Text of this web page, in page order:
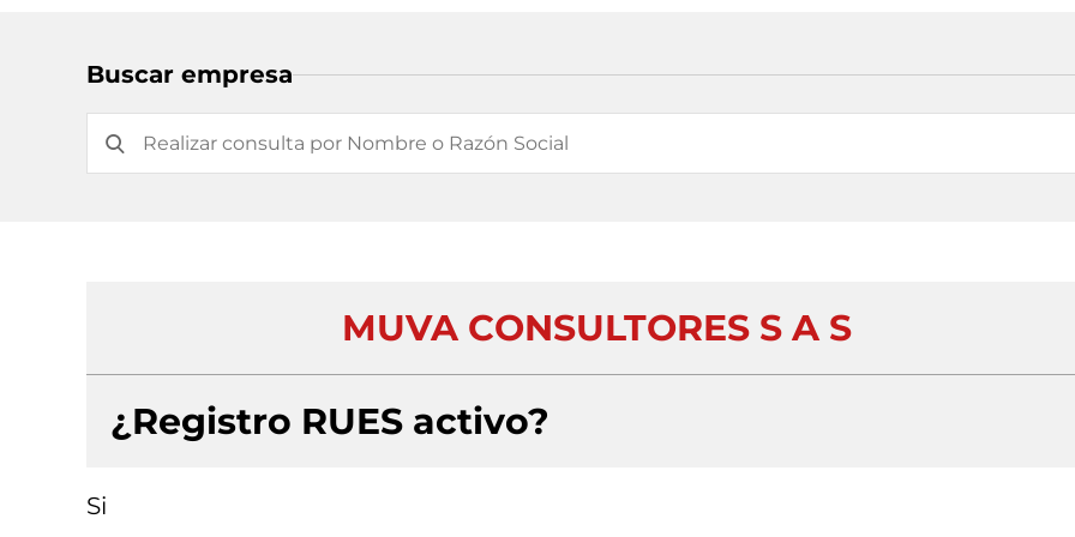
Buscar empresa
MUVA CONSULTORES S A S
¿Registro RUES activo?
Si